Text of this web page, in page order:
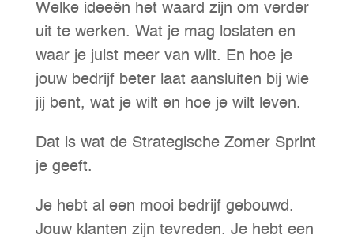
Welke ideeën het waard zijn om verder
uit te werken. Wat je mag loslaten en
waar je juist meer van wilt. En hoe je
jouw bedrijf beter laat aansluiten bij wie
jij bent, wat je wilt en hoe je wilt leven.
Dat is wat de Strategische Zomer Sprint
je geeft.
Je hebt al een mooi bedrijf gebouwd.
Jouw klanten zijn tevreden. Je hebt een